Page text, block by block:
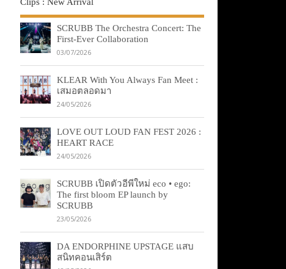
Clips : New Arrival
SCRUBB The Orchestra Concert: The
First-Ever Collaboration
03/07/2026
KLEAR With You Always Fan Meet :
เสมอตลอดมา
24/05/2026
LOVE OUT LOUD FAN FEST 2026 :
HEART RACE
24/05/2026
SCRUBB เปิดตัวอีพีใหม่ eco • ego:
The first bloom EP launch by
SCRUBB
23/05/2026
DA ENDORPHINE UPSTAGE แสบ
สนิทคอนเสิร์ต